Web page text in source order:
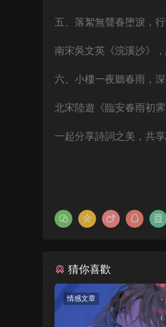
五、落絮無聲春堕淚，
南宋吳文英《浣溪沙》
六、小樓一夜聽春雨，
北宋陸遊《臨安春雨初
一起分享詩詞之美，共享
猜你喜歡
情感文章